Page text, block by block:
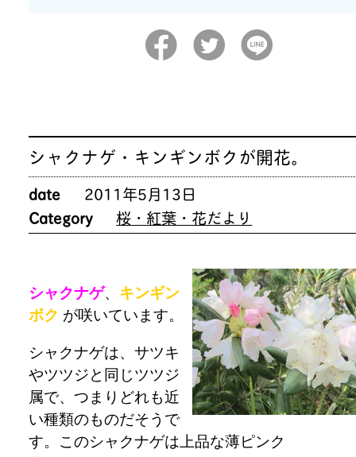
シャクナゲ・キンギンボクが開花。
date
2011年5月13日
Category
桜・紅葉・花だより
シャクナゲ、 キンギン
ボク が咲いています。
シャクナゲは、サツキ
やツツジと同じツツジ
属で、つまりどれも近
い種類のものだそうで
す。このシャクナゲは上品な薄ピンク